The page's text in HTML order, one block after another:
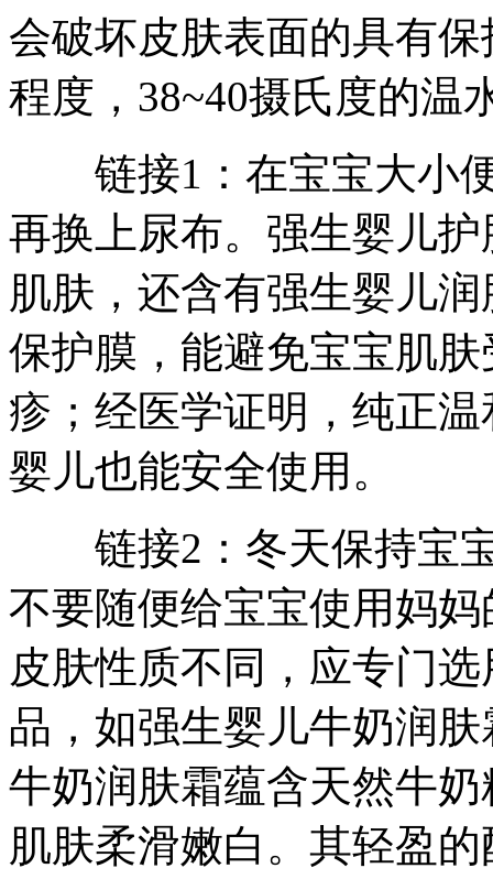
会破坏皮肤表面的具有
程度，38~40摄氏度的温
链接1：在宝宝大小便
再换上尿布。强生婴儿
肌肤，还含有强生婴儿
保护膜，能避免宝宝肌
疹；经医学证明，纯正
婴儿也能安全使用。
链接2：冬天保持宝宝
不要随便给宝宝使用妈
皮肤性质不同，应专门
品，如强生婴儿牛奶润
牛奶润肤霜蕴含天然牛
肌肤柔滑嫩白。其轻盈